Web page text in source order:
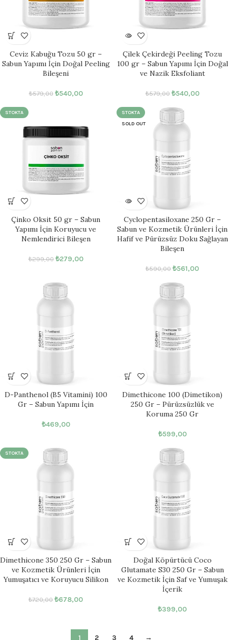
Ceviz Kabuğu Tozu 50 gr –
Sabun Yapımı İçin Doğal Peeling
Bileşeni
₺579,00 ₺540,00
Çilek Çekirdeği Peeling Tozu
100 gr – Sabun Yapımı İçin Doğal
ve Nazik Eksfoliant
₺579,00 ₺540,00
STOKTA
Çinko Oksit 50 gr – Sabun
Yapımı İçin Koruyucu ve
Nemlendirici Bileşen
₺299,00 ₺279,00
STOKTA
SOLD OUT
Cyclopentasiloxane 250 Gr –
Sabun ve Kozmetik Ürünleri İçin
Hafif ve Pürüzsüz Doku Sağlayan
Bileşen
₺590,00 ₺561,00
D-Panthenol (B5 Vitamini) 100
Gr – Sabun Yapımı İçin
₺469,00
Dimethicone 100 (Dimetikon)
250 Gr – Pürüzsüzlük ve
Koruma 250 Gr
₺599,00
STOKTA
Dimethicone 350 250 Gr – Sabun
ve Kozmetik Ürünleri İçin
Yumuşatıcı ve Koruyucu Silikon
₺720,00 ₺678,00
Doğal Köpürtücü Coco
Glutamate S30 250 Gr – Sabun
ve Kozmetik İçin Saf ve Yumuşak
İçerik
₺399,00
1 2 3 4 →